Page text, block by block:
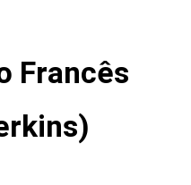
Francês